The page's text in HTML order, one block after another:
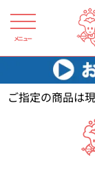
メニュー
花キューピット
ご指定の商品は